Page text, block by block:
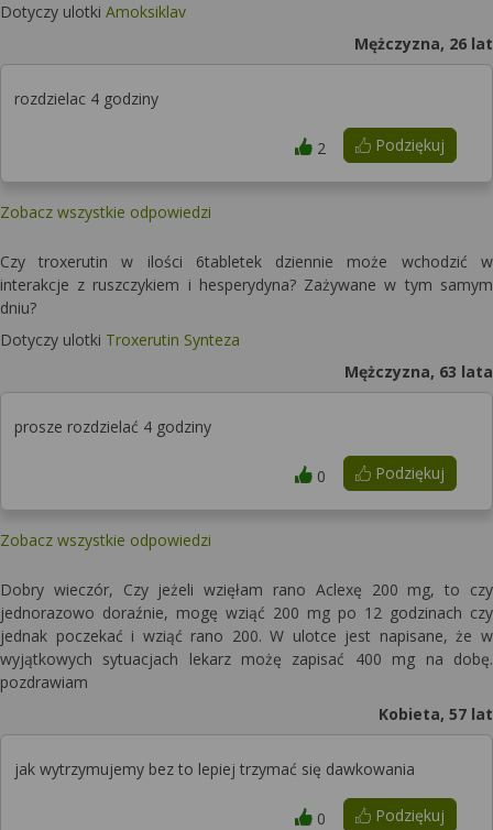
Dotyczy ulotki Amoksiklav
Mężczyzna, 26 lat
rozdzielac 4 godziny
Podziękuj
2
Zobacz wszystkie odpowiedzi
Czy troxerutin w ilości 6tabletek dziennie może wchodzić w
interakcje z ruszczykiem i hesperydyna? Zażywane w tym samym
dniu?
Dotyczy ulotki Troxerutin Synteza
Mężczyzna, 63 lata
prosze rozdzielać 4 godziny
Podziękuj
0
Zobacz wszystkie odpowiedzi
Dobry wieczór, Czy jeżeli wzięłam rano Aclexę 200 mg, to czy
jednorazowo doraźnie, mogę wziąć 200 mg po 12 godzinach czy
jednak poczekać i wziąć rano 200. W ulotce jest napisane, że w
wyjątkowych sytuacjach lekarz możę zapisać 400 mg na dobę.
pozdrawiam
Kobieta, 57 lat
jak wytrzymujemy bez to lepiej trzymać się dawkowania
Podziękuj
0